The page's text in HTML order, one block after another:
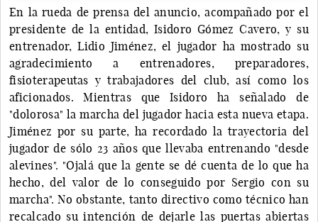
En la rueda de prensa del anuncio, acompañado por el
presidente de la entidad, Isidoro Gómez Cavero, y su
entrenador, Lidio Jiménez, el jugador ha mostrado su
agradecimiento a entrenadores, preparadores,
fisioterapeutas y trabajadores del club, así como los
aficionados. Mientras que Isidoro ha señalado de
"dolorosa" la marcha del jugador hacia esta nueva etapa.
Jiménez por su parte, ha recordado la trayectoria del
jugador de sólo 23 años que llevaba entrenando "desde
alevines". "Ojalá que la gente se dé cuenta de lo que ha
hecho, del valor de lo conseguido por Sergio con su
marcha". No obstante, tanto directivo como técnico han
recalcado su intención de dejarle las puertas abiertas